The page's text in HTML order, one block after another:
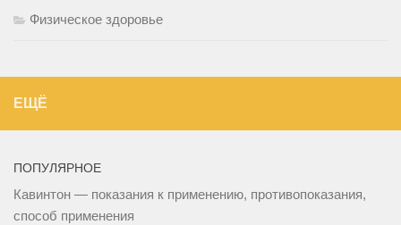
Физическое здоровье
ЕЩЁ
ПОПУЛЯРНОЕ
Кавинтон — показания к применению, противопоказания,
способ применения